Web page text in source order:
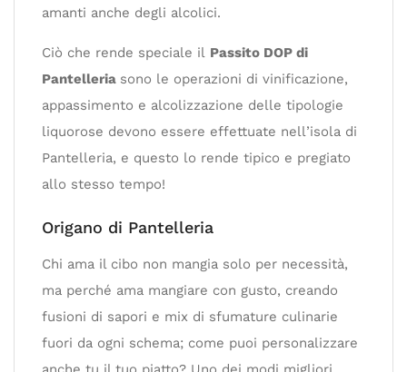
amanti anche degli alcolici.
Ciò che rende speciale il Passito DOP di
Pantelleria sono le operazioni di vinificazione,
appassimento e alcolizzazione delle tipologie
liquorose devono essere effettuate nell’isola di
Pantelleria, e questo lo rende tipico e pregiato
allo stesso tempo!
Origano di Pantelleria
Chi ama il cibo non mangia solo per necessità,
ma perché ama mangiare con gusto, creando
fusioni di sapori e mix di sfumature culinarie
fuori da ogni schema; come puoi personalizzare